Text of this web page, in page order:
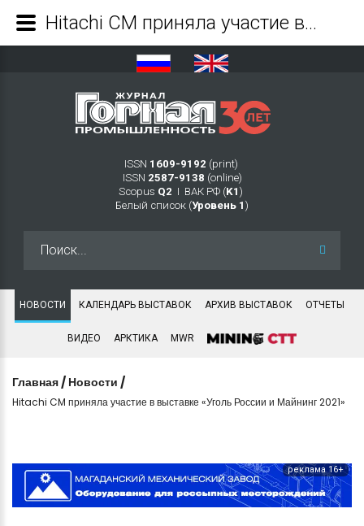
ISSN 1609-9192 (print)
ISSN 2587-9138 (online)
Scopus Q2 Ι ВАК РФ (K1 )
Белый список (Уровень 1 )
НОВОСТИ КАЛЕНДАРЬ ВЫСТАВОК АРХИВ ВЫСТАВОК ОТЧЕТЫ
ВИДЕО АРКТИКА MWR
Главная / Новости /
Hitachi CM приняла участие в выставке «Уголь России и Майнинг 2021»
реклама 16+
Hitachi CM приняла участие в выставке «Уголь России и Майнинг 2021» - Журнал Горная промышленность